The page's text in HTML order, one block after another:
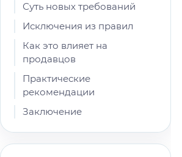
Суть новых требований
Исключения из правил
Как это влияет на
продавцов
Практические
рекомендации
Заключение